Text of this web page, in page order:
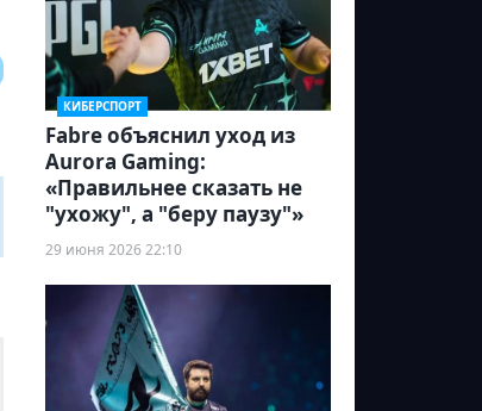
КИБЕРСПОРТ
Fabre объяснил уход из
Aurora Gaming:
«Правильнее сказать не
"ухожу", а "беру паузу"»
29 июня 2026 22:10